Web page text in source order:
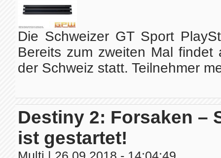
Die Schweizer GT Sport
Bereits zum zweiten Mal
der Schweiz statt. Teilnehmer
Destiny 2: Forsaken –
ist gestartet!